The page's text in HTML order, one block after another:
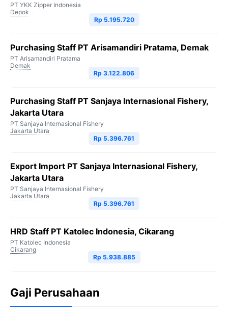
PT YKK Zipper Indonesia
Depok
Rp 5.195.720
Purchasing Staff PT Arisamandiri Pratama, Demak
PT Arisamandiri Pratama
Demak
Rp 3.122.806
Purchasing Staff PT Sanjaya Internasional Fishery,
Jakarta Utara
PT Sanjaya Internasional Fishery
Jakarta Utara
Rp 5.396.761
Export Import PT Sanjaya Internasional Fishery,
Jakarta Utara
PT Sanjaya Internasional Fishery
Jakarta Utara
Rp 5.396.761
HRD Staff PT Katolec Indonesia, Cikarang
PT Katolec Indonesia
Cikarang
Rp 5.938.885
Gaji Perusahaan